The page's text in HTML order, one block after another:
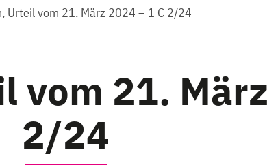
Urteil vom 21. März 2024 – 1 C 2/24
vom 21.
2/24